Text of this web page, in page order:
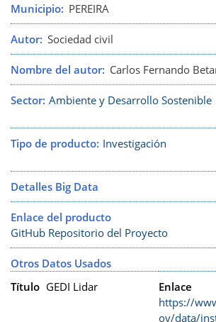
Municipio PEREIRA
Autor Sociedad civil
Nombre del autor Carlos Fernando
Sector Ambiente y Desarrollo Sostenible
Tipo de producto Investigación
Detalles Big Data
Enlace del producto
GitHub Repositorio del Proyecto
Otros Datos Usados
Título GEDI Lidar
Enlace
https://
ov/data/